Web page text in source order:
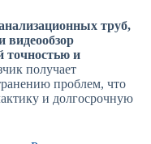
труб,
видеообзор
точностью и
получает
проблем, что
и долгосрочную